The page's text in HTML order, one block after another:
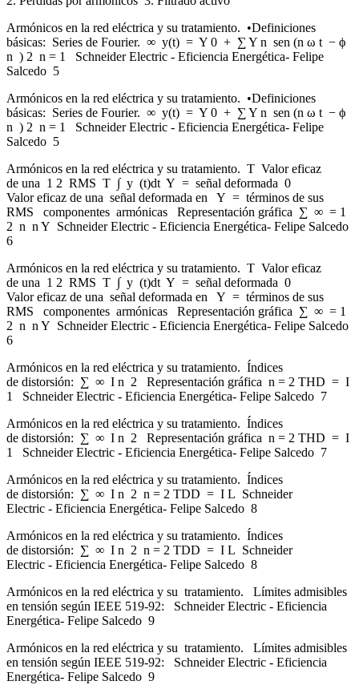
Armónicos en la red eléctrica y su tratamiento. •Definiciones
básicas: Series de Fourier. ∞ y(t) = Y 0 + ∑ Y n sen (n ω t − ϕ
n ) 2 n = 1 Schneider Electric - Eficiencia Energética- Felipe
Salcedo 5
Armónicos en la red eléctrica y su tratamiento. •Definiciones
básicas: Series de Fourier. ∞ y(t) = Y 0 + ∑ Y n sen (n ω t − ϕ
n ) 2 n = 1 Schneider Electric - Eficiencia Energética- Felipe
Salcedo 5
Armónicos en la red eléctrica y su tratamiento. T Valor eficaz
de una 1 2 RMS T ∫ y (t)dt Y = señal deformada 0
Valor eficaz de una señal deformada en Y = términos de sus
RMS componentes armónicas Representación gráfica ∑ ∞ = 1
2 n n Y Schneider Electric - Eficiencia Energética- Felipe Salcedo
6
Armónicos en la red eléctrica y su tratamiento. T Valor eficaz
de una 1 2 RMS T ∫ y (t)dt Y = señal deformada 0
Valor eficaz de una señal deformada en Y = términos de sus
RMS componentes armónicas Representación gráfica ∑ ∞ = 1
2 n n Y Schneider Electric - Eficiencia Energética- Felipe Salcedo
6
Armónicos en la red eléctrica y su tratamiento. Índices
de distorsión: ∑ ∞ I n 2 Representación gráfica n = 2 THD = I
1 Schneider Electric - Eficiencia Energética- Felipe Salcedo 7
Armónicos en la red eléctrica y su tratamiento. Índices
de distorsión: ∑ ∞ I n 2 Representación gráfica n = 2 THD = I
1 Schneider Electric - Eficiencia Energética- Felipe Salcedo 7
Armónicos en la red eléctrica y su tratamiento. Índices
de distorsión: ∑ ∞ I n 2 n = 2 TDD = I L Schneider
Electric - Eficiencia Energética- Felipe Salcedo 8
Armónicos en la red eléctrica y su tratamiento. Índices
de distorsión: ∑ ∞ I n 2 n = 2 TDD = I L Schneider
Electric - Eficiencia Energética- Felipe Salcedo 8
Armónicos en la red eléctrica y su tratamiento. Límites admisibles
en tensión según IEEE 519-92: Schneider Electric - Eficiencia
Energética- Felipe Salcedo 9
Armónicos en la red eléctrica y su tratamiento. Límites admisibles
en tensión según IEEE 519-92: Schneider Electric - Eficiencia
Energética- Felipe Salcedo 9